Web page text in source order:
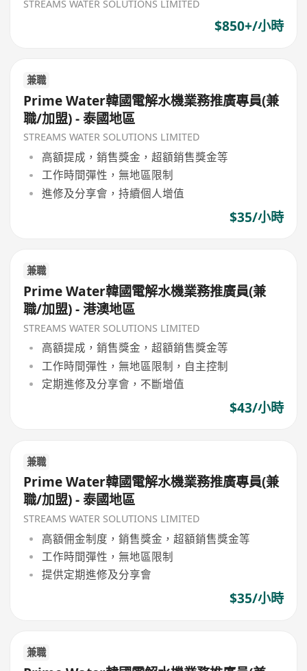
STREAMS WATER SOLUTIONS LIMITED
$850+/小時
兼職
Prime Water韓國電解水機業務推廣專員(兼
職/加盟) - 泰國地區
STREAMS WATER SOLUTIONS LIMITED
高額提成，銷售獎金，超額銷售獎金等
工作時間彈性，無地區限制
進修及分享會，持續個人增值
$35/小時
兼職
Prime Water韓國電解水機業務推廣員(兼
職/加盟) - 港澳地區
STREAMS WATER SOLUTIONS LIMITED
高額提成，銷售獎金，超額銷售獎金等
工作時間彈性，無地區限制，自主控制
定期進修及分享會，不斷增值
$43/小時
兼職
Prime Water韓國電解水機業務推廣專員(兼
職/加盟) - 泰國地區
STREAMS WATER SOLUTIONS LIMITED
高額佣金制度，銷售獎金，超額銷售獎金等
工作時間彈性，無地區限制
提供定期進修及分享會
$35/小時
兼職